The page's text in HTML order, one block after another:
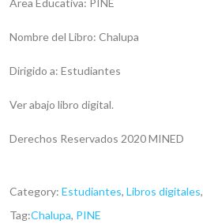
Área Educativa: PINE
Nombre del Libro: Chalupa
Dirigido a: Estudiantes
Ver abajo libro digital.
Derechos Reservados 2020 MINED
Category: Estudiantes, Libros digitales,
Tag:Chalupa, PINE